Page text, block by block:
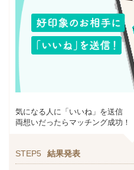
気になる人に「いいね」を送信
両想いだったらマッチング成功！
STEP5 結果発表